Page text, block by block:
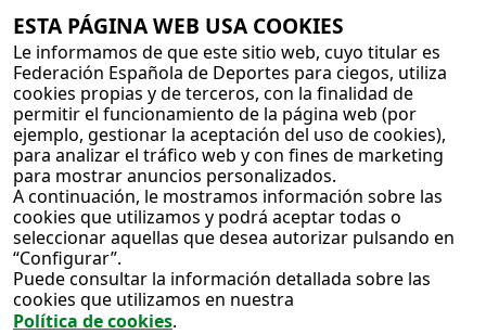
ESTA PÁGINA WEB USA COOKIES
Le informamos de que este sitio web, cuyo titular es
Federación Española de Deportes para ciegos, utiliza
cookies propias y de terceros, con la finalidad de
permitir el funcionamiento de la página web (por
ejemplo, gestionar la aceptación del uso de cookies),
para analizar el tráfico web y con fines de marketing
para mostrar anuncios personalizados.
A continuación, le mostramos información sobre las
cookies que utilizamos y podrá aceptar todas o
seleccionar aquellas que desea autorizar pulsando en
“Configurar”.
Puede consultar la información detallada sobre las
cookies que utilizamos en nuestra
Política de cookies.